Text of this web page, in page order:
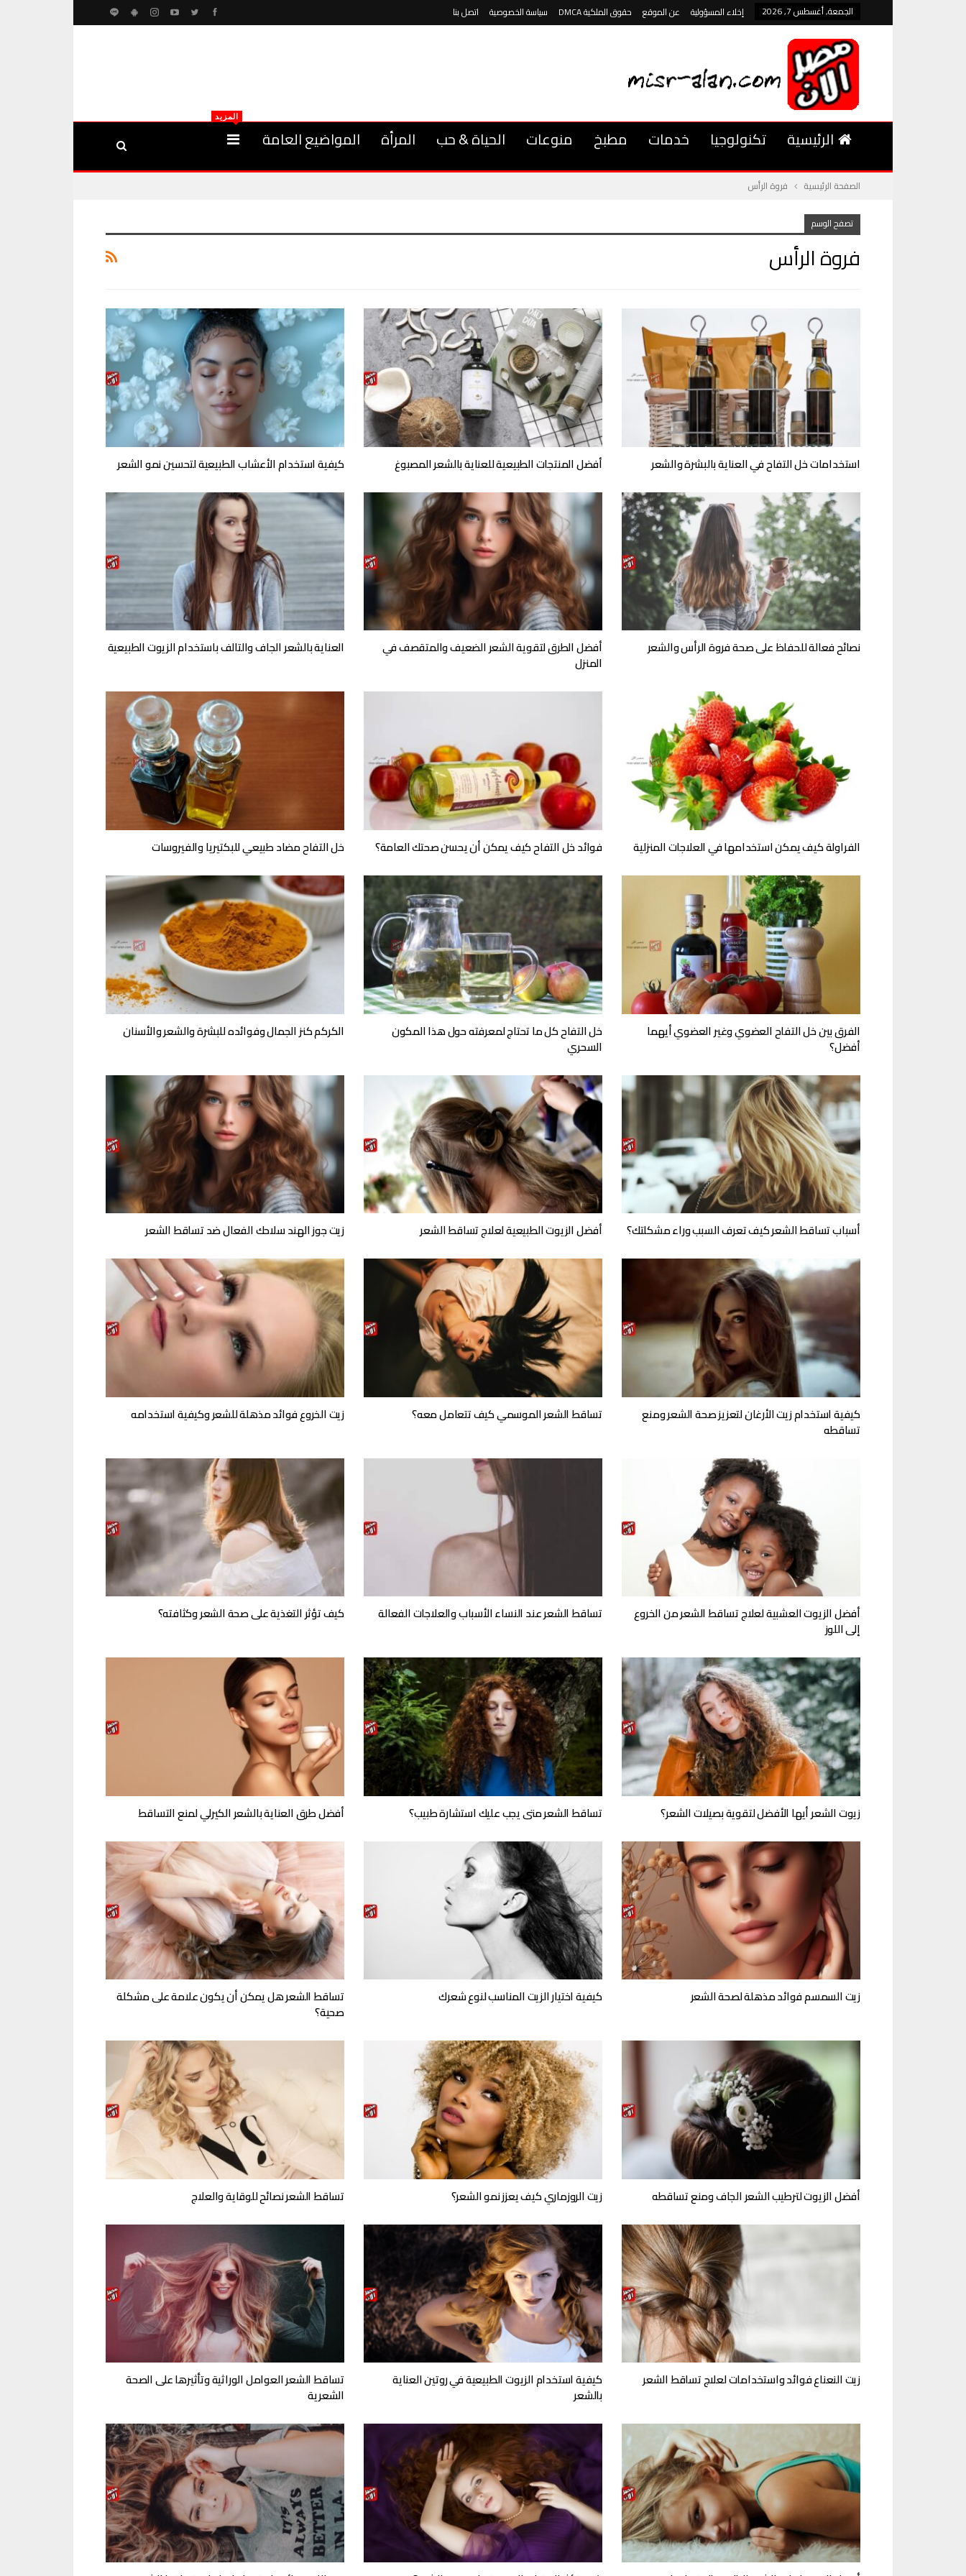
الجمعة, أغسطس 7, 2026 إخلاء المسؤولية عن الموقع حقوق الملكية DMCA سياسة الخصوصية اتصل بنا
الرئيسية تكنولوجيا خدمات مطبخ منوعات الحياة & حب المرأة المواضيع العامة
المزيد
الصفحة الرئيسية فروة الرأس
تصفح الوسم
فروة الرأس
استخدامات خل التفاح في العناية بالبشرة والشعر أفضل المنتجات الطبيعية للعناية بالشعر المصبوغ كيفية استخدام الأعشاب الطبيعية لتحسين نمو الشعر
نصائح فعالة للحفاظ على صحة فروة الرأس والشعر أفضل الطرق لتقوية الشعر الضعيف والمتقصف في
المنزل
العناية بالشعر الجاف والتالف باستخدام الزيوت الطبيعية
الفراولة كيف يمكن استخدامها في العلاجات المنزلية فوائد خل التفاح كيف يمكن أن يحسن صحتك العامة؟ خل التفاح مضاد طبيعي للبكتيريا والفيروسات
الفرق بين خل التفاح العضوي وغير العضوي أيهما
أفضل؟
خل التفاح كل ما تحتاج لمعرفته حول هذا المكون
السحري
الكركم كنز الجمال وفوائده للبشرة والشعر والأسنان
أسباب تساقط الشعر كيف تعرف السبب وراء مشكلتك؟ أفضل الزيوت الطبيعية لعلاج تساقط الشعر زيت جوز الهند سلاحك الفعال ضد تساقط الشعر
كيفية استخدام زيت الأرغان لتعزيز صحة الشعر ومنع
تساقطه
تساقط الشعر الموسمي كيف تتعامل معه؟ زيت الخروع فوائد مذهلة للشعر وكيفية استخدامه
أفضل الزيوت العشبية لعلاج تساقط الشعر من الخروع
إلى اللوز
تساقط الشعر عند النساء الأسباب والعلاجات الفعالة كيف تؤثر التغذية على صحة الشعر وكثافته؟
زيوت الشعر أيها الأفضل لتقوية بصيلات الشعر؟ تساقط الشعر متى يجب عليك استشارة طبيب؟ أفضل طرق العناية بالشعر الكيرلي لمنع التساقط
زيت السمسم فوائد مذهلة لصحة الشعر كيفية اختيار الزيت المناسب لنوع شعرك تساقط الشعر هل يمكن أن يكون علامة على مشكلة
صحية؟
أفضل الزيوت لترطيب الشعر الجاف ومنع تساقطه زيت الروزماري كيف يعزز نمو الشعر؟ تساقط الشعر نصائح للوقاية والعلاج
زيت النعناع فوائد واستخدامات لعلاج تساقط الشعر كيفية استخدام الزيوت الطبيعية في روتين العناية
بالشعر
تساقط الشعر العوامل الوراثية وتأثيرها على الصحة
الشعرية